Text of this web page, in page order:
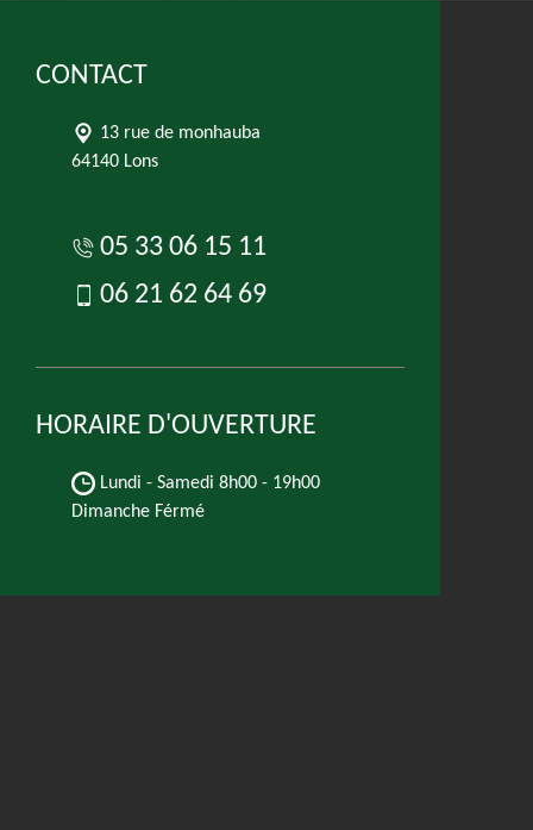
CONTACT
13 rue de monhauba
64140 Lons
05 33 06 15 11
06 21 62 64 69
HORAIRE D'OUVERTURE
Lundi - Samedi 8h00 - 19h00
Dimanche Férmé